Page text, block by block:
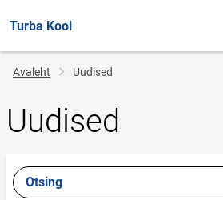
Turba Kool
Jälglink
Avaleht Uudised
Uudised
Otsing